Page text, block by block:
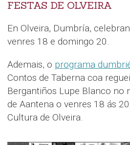
FESTAS DE OLVEIRA
En Olveira, Dumbría,
venres 18 e domingo 20.
Ademais, o programa
Contos de Taberna coa
Bergantiños Lupe Blanco no
de Aantena o venres 18 ás
Cultura de Olveira.